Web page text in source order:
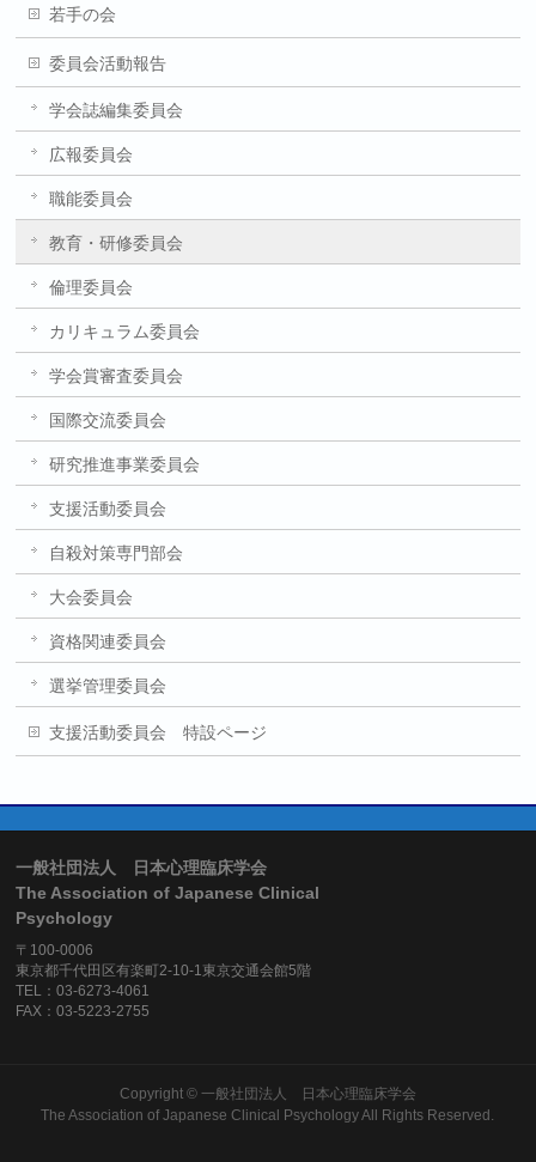
若手の会
委員会活動報告
学会誌編集委員会
広報委員会
職能委員会
教育・研修委員会
倫理委員会
カリキュラム委員会
学会賞審査委員会
国際交流委員会
研究推進事業委員会
支援活動委員会
自殺対策専門部会
大会委員会
資格関連委員会
選挙管理委員会
支援活動委員会 特設ページ
一般社団法人 日本心理臨床学会
The Association of Japanese Clinical
Psychology
〒100-0006
東京都千代田区有楽町2-10-1東京交通会館5階
TEL：03-6273-4061
FAX：03-5223-2755
Copyright © 一般社団法人 日本心理臨床学会
The Association of Japanese Clinical PsychologyAll Rights Reserved.